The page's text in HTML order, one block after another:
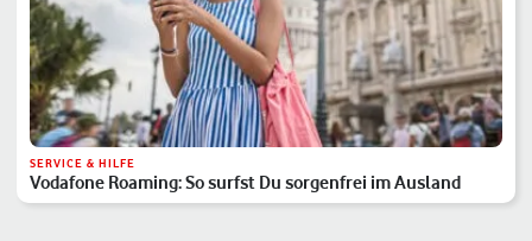
SERVICE & HILFE
Vodafone Roaming: So surfst Du sorgenfrei im Ausland